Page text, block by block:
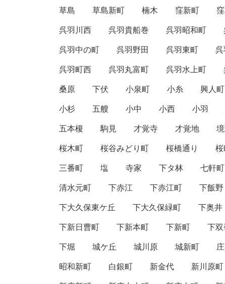
草島
草島新町 楠木 窪新町
呉羽川西
呉羽貴船巻 呉羽昭和町
呉羽中の町
呉羽野田 呉羽東町
呉羽町西
呉羽丸富町 呉羽水上町
桑原
下伏 小泉町 小糸 興人町
小杉
五艘 小中 小西 小羽
五本榎
駒見 才覚寺 才覚地
桜木町
桜谷みどり町 桜橋通り
三番町
塩 寺家 下タ林 七軒町
清水元町
下赤江 下赤江町 下飯野
下大久保東ケ丘
下大久保緑町 下奥井
下新日曹町
下新本町 下新町 下
下堀
城ケ丘 城川原 城新町
昭和新町
白銀町 新金代 新川原町